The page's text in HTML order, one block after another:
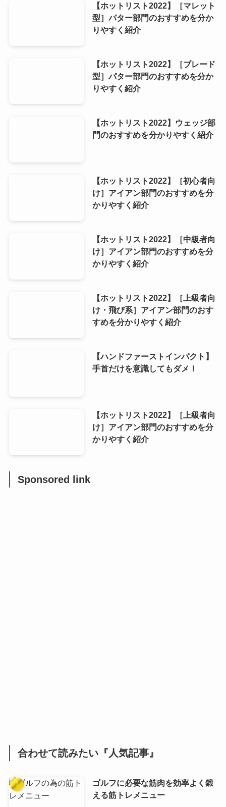
【ホットリスト2022】［マレット
型］パター部門のおすすめを分か
りやすく紹介
【ホットリスト2022】［ブレード
型］パター部門のおすすめを分か
りやすく紹介
【ホットリスト2022】ウェッジ部
門のおすすめを分かりやすく紹介
【ホットリスト2022】［初心者向
け］アイアン部門のおすすめを分
かりやすく紹介
【ホットリスト2022】［中級者向
け］アイアン部門のおすすめを分
かりやすく紹介
【ホットリスト2022】［上級者向
け・飛び系］アイアン部門のおす
すめを分かりやすく紹介
【ハンドファーストインパクト】
手首だけを意識してもダメ！
【ホットリスト2022】［上級者向
け］アイアン部門のおすすめを分
かりやすく紹介
Sponsored link
合わせて読みたい『人気記事』
ゴルフに必要な筋肉を効率よく鍛
える筋トレメニュー